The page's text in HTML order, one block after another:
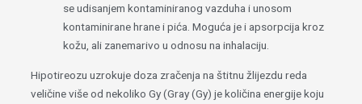
se udisanjem kontaminiranog vazduha i unosom
kontaminirane hrane i pića. Moguća je i apsorpcija kroz
kožu, ali zanemarivo u odnosu na inhalaciju.
Hipotireozu uzrokuje doza zračenja na štitnu žlijezdu reda
veličine više od nekoliko Gy (Gray (Gy) je količina energije koju